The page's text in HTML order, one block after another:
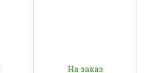
На заказ